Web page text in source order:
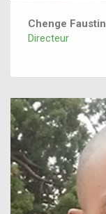
Chenge Faustin
Directeur